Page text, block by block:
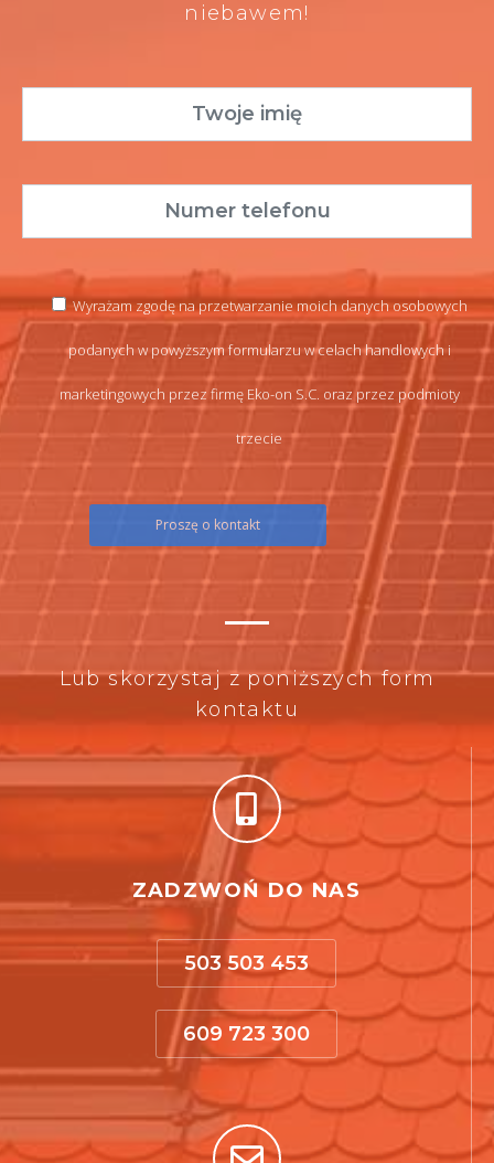
niebawem!
Wyrażam zgodę na przetwarzanie moich danych osobowych
podanych w powyższym formularzu w celach handlowych i
marketingowych przez firmę Eko-on S.C. oraz przez podmioty
trzecie
Lub skorzystaj z poniższych form
kontaktu
ZADZWOŃ DO NAS
503 503 453
609 723 300